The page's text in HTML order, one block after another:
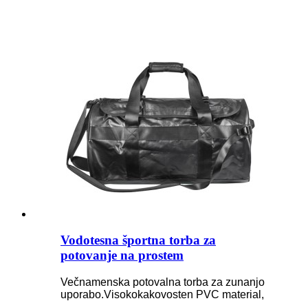
Vodotesna športna torba za
potovanje na prostem
Večnamenska potovalna torba za zunanjo
uporabo.Visokokakovosten PVC material,